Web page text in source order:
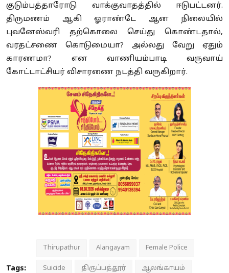
குடும்பத்தாரோடு வாக்குவாதத்தில் ஈடுபட்டனர்.
திருமணம் ஆகி ஓராண்டே ஆன நிலையில்
புவனேஸ்வரி தற்கொலை செய்து கொண்டதால்,
வரதட்சணை கொடுமையா? அல்லது வேறு ஏதும்
காரணமா? என வாணியம்பாடி வருவாய்
கோட்டாட்சியர் விசாரணை நடத்தி வருகிறார்.
Tags:
Thirupathur Alangayam Female Police
Suicide திருப்பத்தூர் ஆலங்காயம்